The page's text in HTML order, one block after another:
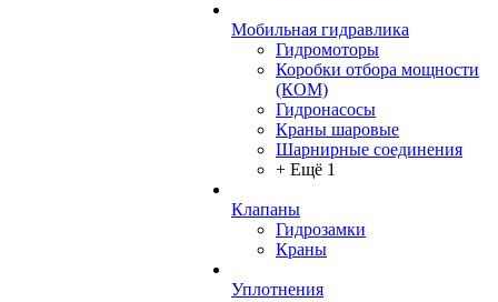
Мобильная гидравлика
Гидромоторы
Коробки отбора мощности
(КОМ)
Гидронасосы
Краны шаровые
Шарнирные соединения
+ Ещё 1
Клапаны
Гидрозамки
Краны
Уплотнения